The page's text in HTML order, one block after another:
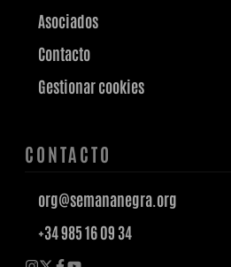
Asociados
Contacto
Gestionar cookies
CONTACTO
org@semananegra.org
+34 985 16 09 34